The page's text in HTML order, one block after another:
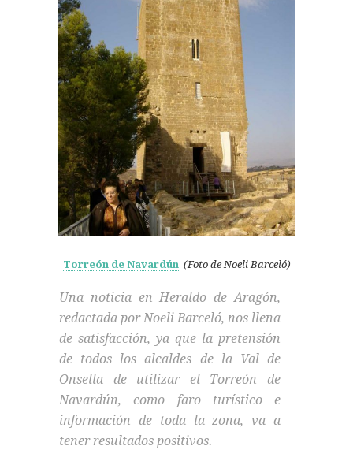
Torreón de Navardún (Foto de Noeli Barceló)
Una noticia en Heraldo de Aragón,
redactada por Noeli Barceló, nos llena
de satisfacción, ya que la pretensión
de todos los alcaldes de la Val de
Onsella de utilizar el Torreón de
Navardún, como faro turístico e
información de toda la zona, va a
tener resultados positivos.